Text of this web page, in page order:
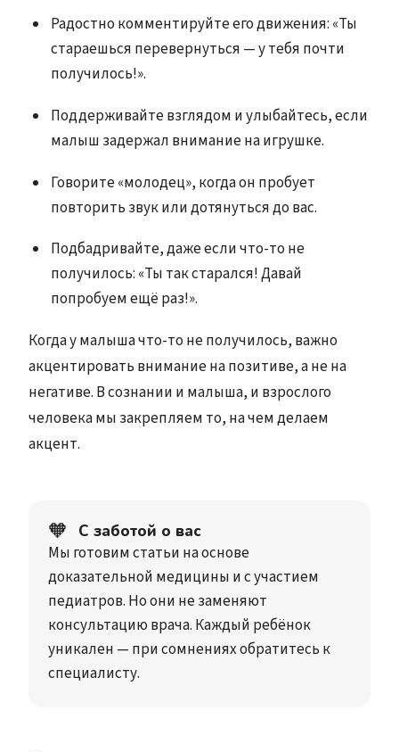
Радостно комментируйте его движения: «Ты
стараешься перевернуться — у тебя почти
получилось!».
Поддерживайте взглядом и улыбайтесь, если
малыш задержал внимание на игрушке.
Говорите «молодец», когда он пробует
повторить звук или дотянуться до вас.
Подбадривайте, даже если что-то не
получилось: «Ты так старался! Давай
попробуем ещё раз!».
Когда у малыша что-то не получилось, важно
акцентировать внимание на позитиве, а не на
негативе. В сознании и малыша, и взрослого
человека мы закрепляем то, на чем делаем
акцент.
🧡 С заботой о вас
Мы готовим статьи на основе
доказательной медицины и с участием
педиатров. Но они не заменяют
консультацию врача. Каждый ребёнок
уникален — при сомнениях обратитесь к
специалисту.